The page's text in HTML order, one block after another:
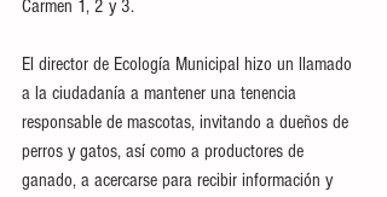
Carmen 1, 2 y 3.
El director de Ecología Municipal hizo un llamado
a la ciudadanía a mantener una tenencia
responsable de mascotas, invitando a dueños de
perros y gatos, así como a productores de
ganado, a acercarse para recibir información y